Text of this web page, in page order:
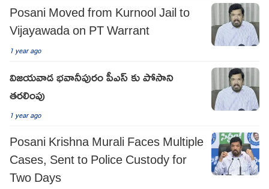
Posani Moved from Kurnool Jail to
Vijayawada on PT Warrant
1 year ago
విజయవాడ భవానీపురం పీఎస్ కు పోసాని
తరలింపు
1 year ago
Posani Krishna Murali Faces Multiple
Cases, Sent to Police Custody for
Two Days